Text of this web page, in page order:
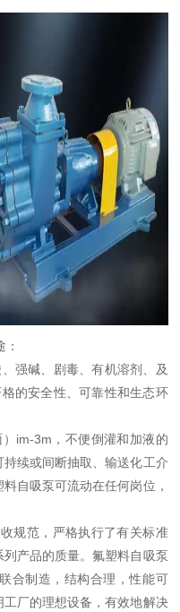
：
强碱、剧毒、有机溶剂、及
的安全性、可靠性和生态环
im-3m，不便倒灌和加液的
续或间断抽取、输送化工介
自吸泵可流动在任何岗位，
规范，严格执行了有关标准
列产品的质量。氟塑料自吸泵
合制造，结构合理，性能可
厂的理想设备，有效地解决